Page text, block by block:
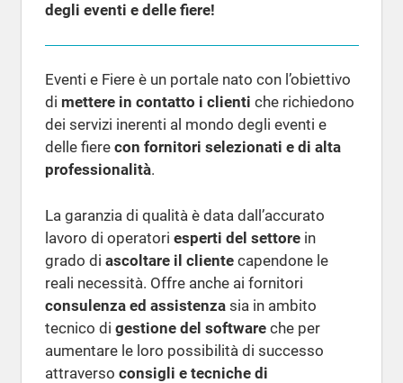
degli eventi e delle fiere!
Eventi e Fiere è un portale nato con l’obiettivo
di mettere in contatto i clienti che richiedono
dei servizi inerenti al mondo degli eventi e
delle fierecon fornitori selezionati e di alta
professionalità.
La garanzia di qualità è data dall’accurato
lavoro di operatori esperti del settorein
grado di ascoltare il clientecapendone le
reali necessità. Offre anche ai fornitori
consulenza ed assistenzasia in ambito
tecnico di gestione del softwareche per
aumentare le loro possibilità di successo
attraverso consigli e tecniche di